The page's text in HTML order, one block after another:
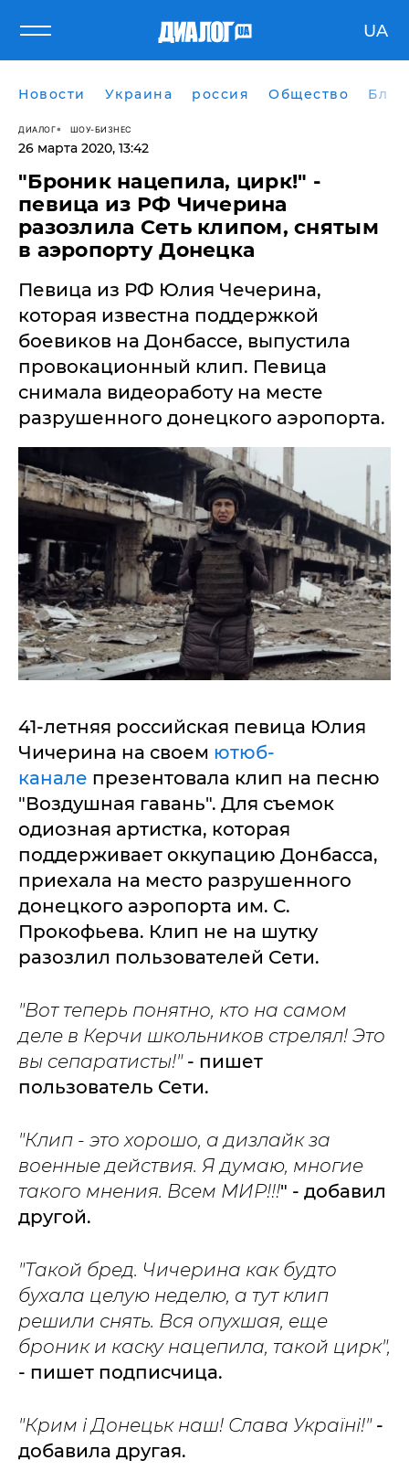
UA
Новости Украина россия Общество
ДИАЛОГ ШОУ-БИЗНЕС
26 марта 2020, 13:42
"Броник нацепила, цирк!" -
певица из РФ Чичерина
разозлила Сеть клипом, снятым
в аэропорту Донецка
Певица из РФ Юлия Чечерина,
которая известна поддержкой
боевиков на Донбассе, выпустила
провокационный клип. Певица
снимала видеоработу на месте
разрушенного донецкого аэропорта.
41-летняя российская певица Юлия
Чичерина на своем ютюб-
канале презентовала клип на песню
"Воздушная гавань". Для съемок
одиозная артистка, которая
поддерживает оккупацию Донбасса,
приехала на место разрушенного
донецкого аэропорта им. С.
Прокофьева. Клип не на шутку
разозлил пользователей Сети.
"Вот теперь понятно, кто на самом
деле в Керчи школьников стрелял! Это
вы сепаратисты!"- пишет
пользователь Сети.
"Клип - это хорошо, а дизлайк за
военные действия. Я думаю, многие
такого мнения. Всем МИР!!!" - добавил
другой.
"Такой бред. Чичерина как будто
бухала целую неделю, а тут клип
решили снять. Вся опухшая, еще
броник и каску нацепила, такой цирк",
- пишет подписчица.
"Крим і Донецьк наш! Слава Україні!"-
добавила другая.